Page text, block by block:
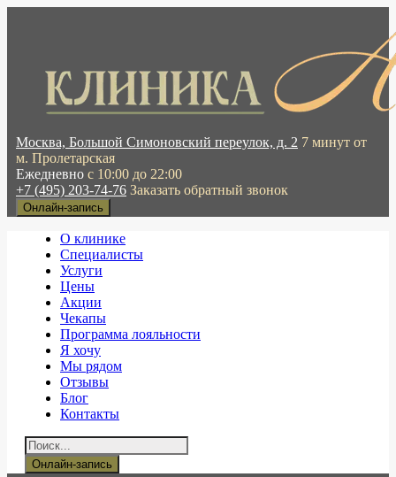
Москва, Большой Симоновский переулок, д. 2 7 минут от
м. Пролетарская
Ежедневно с 10:00 до 22:00
+7 (495) 203-74-76 Заказать обратный звонок
Онлайн-запись
О клинике
Специалисты
Услуги
Цены
Акции
Чекапы
Программа лояльности
Я хочу
Мы рядом
Отзывы
Блог
Контакты
Онлайн-запись